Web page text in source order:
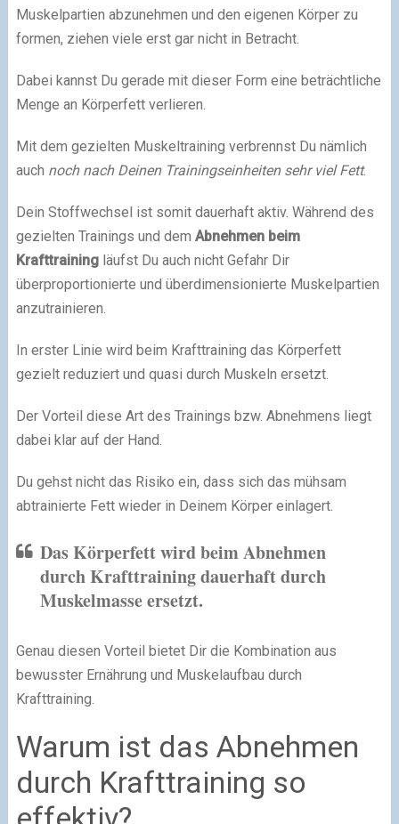
Muskelpartien abzunehmen und den eigenen Körper zu
formen, ziehen viele erst gar nicht in Betracht.
Dabei kannst Du gerade mit dieser Form eine beträchtliche
Menge an Körperfett verlieren.
Mit dem gezielten Muskeltraining verbrennst Du nämlich
auch noch nach Deinen Trainingseinheiten sehr viel Fett.
Dein Stoffwechsel ist somit dauerhaft aktiv. Während des
gezielten Trainings und dem Abnehmen beim
Krafttrainingläufst Du auch nicht Gefahr Dir
überproportionierte und überdimensionierte Muskelpartien
anzutrainieren.
In erster Linie wird beim Krafttraining das Körperfett
gezielt reduziert und quasi durch Muskeln ersetzt.
Der Vorteil diese Art des Trainings bzw. Abnehmens liegt
dabei klar auf der Hand.
Du gehst nicht das Risiko ein, dass sich das mühsam
abtrainierte Fett wieder in Deinem Körper einlagert.
Das Körperfett wird beim Abnehmen
durch Krafttraining dauerhaft durch
Muskelmasse ersetzt.
Genau diesen Vorteil bietet Dir die Kombination aus
bewusster Ernährung und Muskelaufbau durch
Krafttraining.
Warum ist das Abnehmen
durch Krafttraining so